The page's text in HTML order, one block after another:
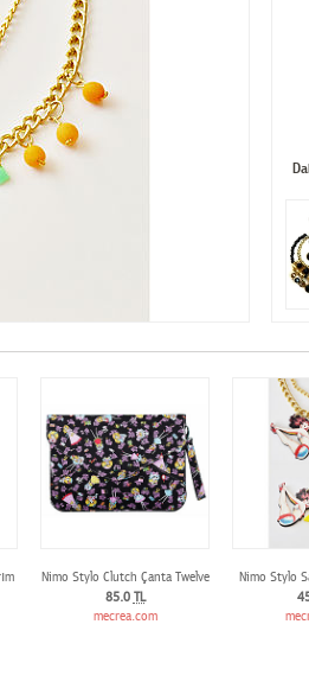
KolyeNimo Stylo Clutch Çanta Twelve
85.0 TL
mecrea.com
Nimo Stylo